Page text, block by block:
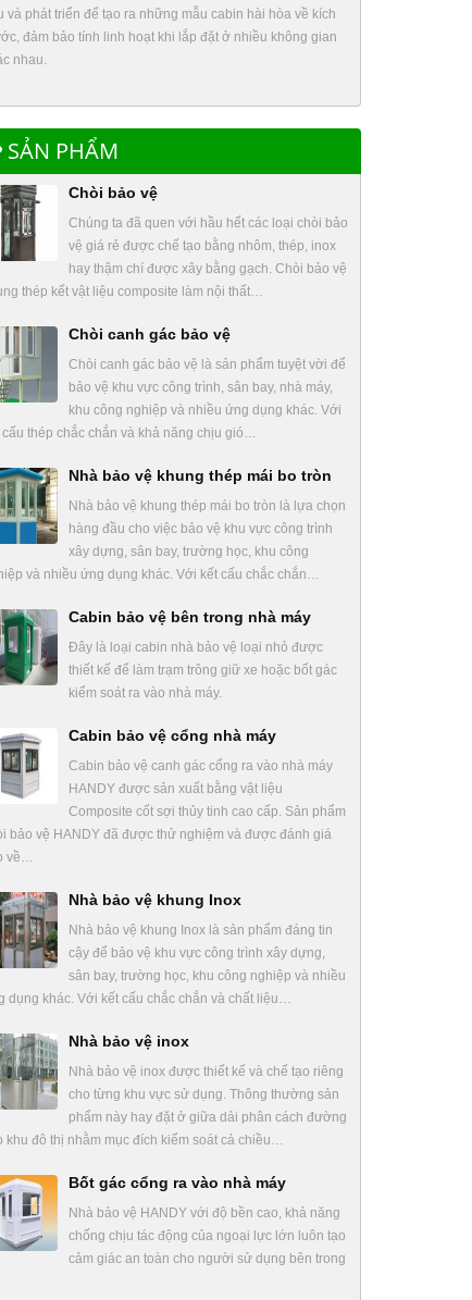
và phát triển để tạo ra những mẫu cabin hài hòa về kích
đảm bảo tính linh hoạt khi lắp đặt ở nhiều không gian
nhau.
SẢN PHẨM
Chòi bảo vệ
Chúng ta đã quen với hầu hết các loại chòi bảo
vệ giá rẻ được chế tạo bằng nhôm, thép, inox
hay thậm chí được xây bằng gạch. Chòi bảo vệ
thép kết vật liệu composite làm nội thất…
Chòi canh gác bảo vệ
Chòi canh gác bảo vệ là sản phẩm tuyệt vời để
bảo vệ khu vực công trình, sân bay, nhà máy,
khu công nghiệp và nhiều ứng dụng khác. Với
cấu thép chắc chắn và khả năng chịu gió…
Nhà bảo vệ khung thép mái bo tròn
Nhà bảo vệ khung thép mái bo tròn là lựa chọn
hàng đầu cho việc bảo vệ khu vực công trình
xây dựng, sân bay, trường học, khu công
và nhiều ứng dụng khác. Với kết cấu chắc chắn…
Cabin bảo vệ bên trong nhà máy
Đây là loại cabin nhà bảo vệ loại nhỏ được
thiết kế để làm trạm trông giữ xe hoặc bốt gác
kiểm soát ra vào nhà máy.
Cabin bảo vệ cổng nhà máy
Cabin bảo vệ canh gác cổng ra vào nhà máy
HANDY được sản xuất bằng vật liệu
Composite cốt sợi thủy tinh cao cấp. Sản phẩm
bảo vệ HANDY đã được thử nghiệm và được đánh giá
về…
Nhà bảo vệ khung Inox
Nhà bảo vệ khung Inox là sản phẩm đáng tin
cậy để bảo vệ khu vực công trình xây dựng,
sân bay, trường học, khu công nghiệp và nhiều
dụng khác. Với kết cấu chắc chắn và chất liệu…
Nhà bảo vệ inox
Nhà bảo vệ inox được thiết kế và chế tạo riêng
cho từng khu vực sử dụng. Thông thường sản
phẩm này hay đặt ở giữa dải phân cách đường
khu đô thị nhằm mục đích kiểm soát cả chiều…
Bốt gác cổng ra vào nhà máy
Nhà bảo vệ HANDY với độ bền cao, khả năng
chống chịu tác động của ngoại lực lớn luôn tạo
cảm giác an toàn cho người sử dụng bên trong